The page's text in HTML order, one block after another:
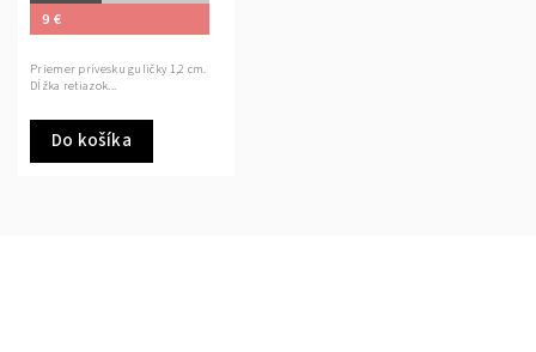
9 €
Do košíka
Priemer prívesku guličky 1,2 cm.
Dĺžka retiazok...